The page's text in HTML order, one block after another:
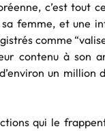
c’est tout
femme, et une
comme
contenu à son
un million
qui le